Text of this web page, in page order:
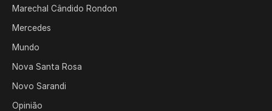
Marechal Cândido Rondon
Mercedes
Mundo
Nova Santa Rosa
Novo Sarandi
Opinião